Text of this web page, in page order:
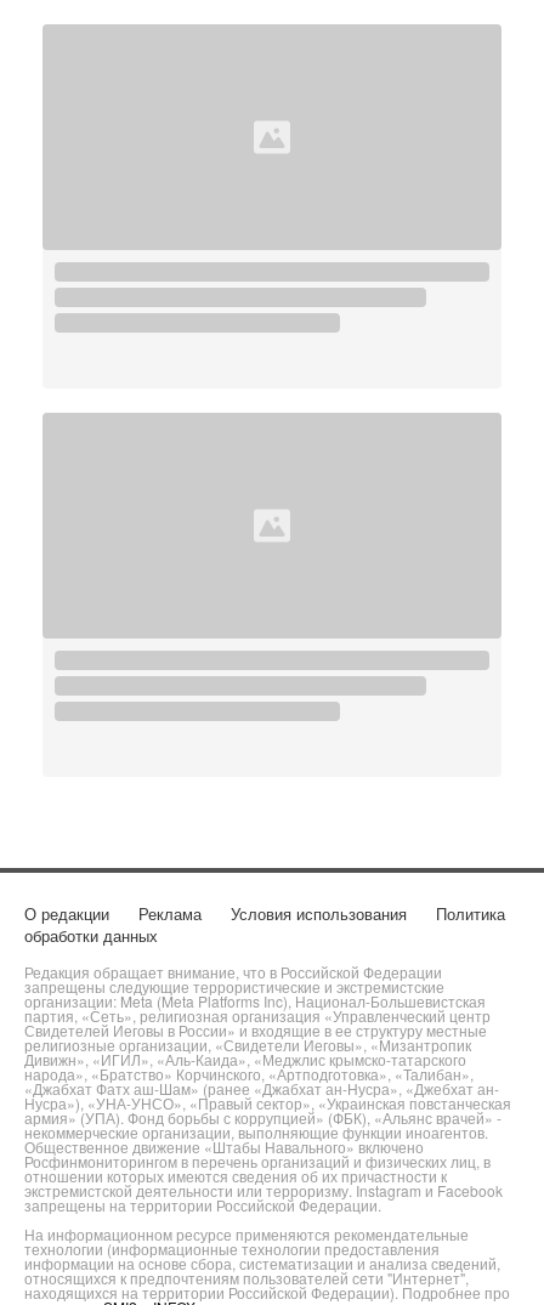
О редакции Реклама Условия использования
Политика
обработки данных
Редакция обращает внимание, что в Российской Федерации
запрещены следующие террористические и экстремистские
организации: Meta (Meta Platforms Inc), Национал-Большевистская
партия, «Сеть», религиозная организация «Управленческий центр
Свидетелей Иеговы в России» и входящие в ее структуру местные
религиозные организации, «Свидетели Иеговы», «Мизантропик
Дивижн», «ИГИЛ», «Аль-Каида», «Меджлис крымско-татарского
народа», «Братство» Корчинского, «Артподготовка», «Талибан»,
«Джабхат Фатх аш-Шам» (ранее «Джабхат ан-Нусра», «Джебхат ан-
Нусра»), «УНА-УНСО», «Правый сектор», «Украинская повстанческая
армия» (УПА). Фонд борьбы с коррупцией» (ФБК), «Альянс врачей» -
некоммерческие организации, выполняющие функции иноагентов.
Общественное движение «Штабы Навального» включено
Росфинмониторингом в перечень организаций и физических лиц, в
отношении которых имеются сведения об их причастности к
экстремистской деятельности или терроризму. Instagram и Facebook
запрещены на территории Российской Федерации.
На информационном ресурсе применяются рекомендательные
технологии (информационные технологии предоставления
информации на основе сбора, систематизации и анализа сведений,
относящихся к предпочтениям пользователей сети "Интернет",
находящихся на территории Российской Федерации). Подробнее про